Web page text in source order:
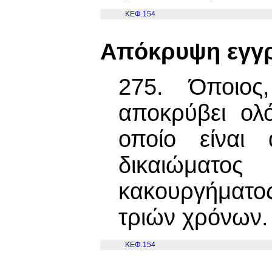
ΚΕΦ.154
Απόκρυψη
275.
αποκρύβει
οποίο είναι
τριών χρόνων.
ΚΕΦ.154